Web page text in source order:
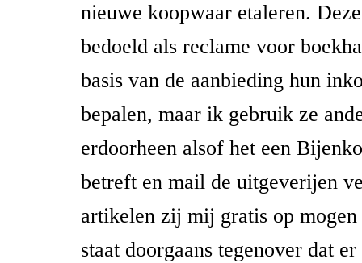
nieuwe koopwaar etaleren.
bedoeld als reclame voor
basis van de aanbieding hun
bepalen, maar ik gebruik ze
erdoorheen alsof het een
betreft en mail de uitgeverijen
artikelen zij mij gratis op mogen
staat doorgaans tegenover dat